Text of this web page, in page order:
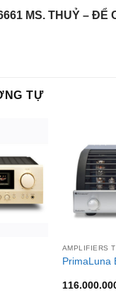
MS. THUỶ – ĐỂ
TỰ
AMPLIFIERS
PrimaLuna